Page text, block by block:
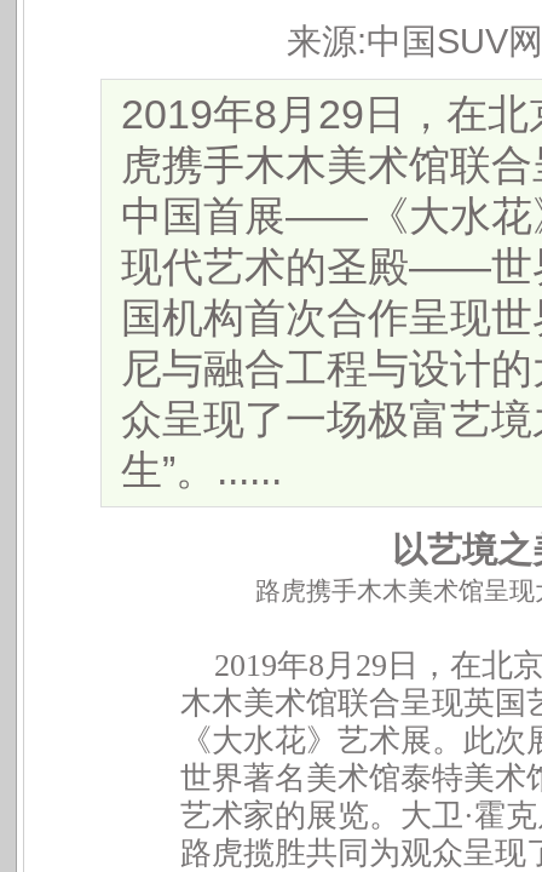
来源:中国SUV网
​2019年8月29日，在
虎携手木木美术馆联
中国首展——《大水花
现代艺术的圣殿——世
国机构首次合作呈现
尼与融合工程与设计
众呈现了一场极富艺
生”。......
以艺境
路虎携手木木美术馆呈
2019年8月29日， 在北
木木美术馆联合呈现英国
《大水花》艺术展。此
世界著名美术馆泰特美术
艺术家的展览。大卫·霍
路虎揽胜共同为观众呈